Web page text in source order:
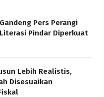
Pers Perangi
Pindar Diperkuat
Lebih Realistis,
Disesuaikan